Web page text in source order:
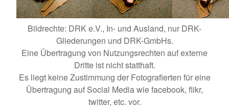
Bildrechte: DRK e.V., In- und Ausland, nur DRK-
Gliederungen und DRK-GmbHs.
Eine Übertragung von Nutzungsrechten auf externe
Dritte ist nicht statthaft.
Es liegt keine Zustimmung der Fotografierten für eine
Übertragung auf Social Media wie facebook, flikr,
twitter, etc. vor.